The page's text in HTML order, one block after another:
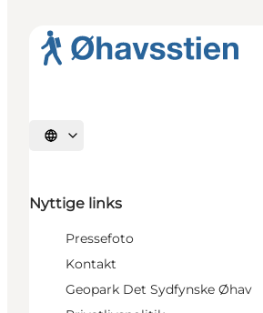
Vælg sprog
Nyttige links
Pressefoto
Kontakt
Geopark Det Sydfynske Øhav